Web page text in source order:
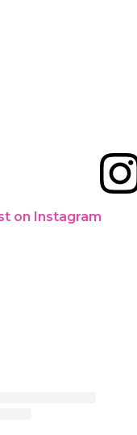
on Instagram